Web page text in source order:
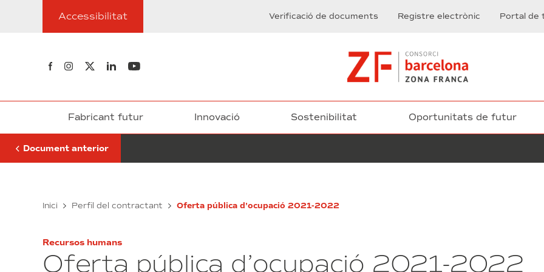
Accessibilitat Verificació de documents Registre electrònic Portal de
Segueix-nos al Facebook
Segueix-nos a Instagram
Segueix-nos a Twitter
Segueix-nos a Linkedin
Segueix-nos a Youtube
Fabricant futur Innovació Sostenibilitat Oportunitats de futur
Document anterior
Inici Perfil del contractant Oferta pública d’ocupació 2021-2022
Recursos humans
Oferta pública d’ocupació 2021-2022
proves
selecció
desratització